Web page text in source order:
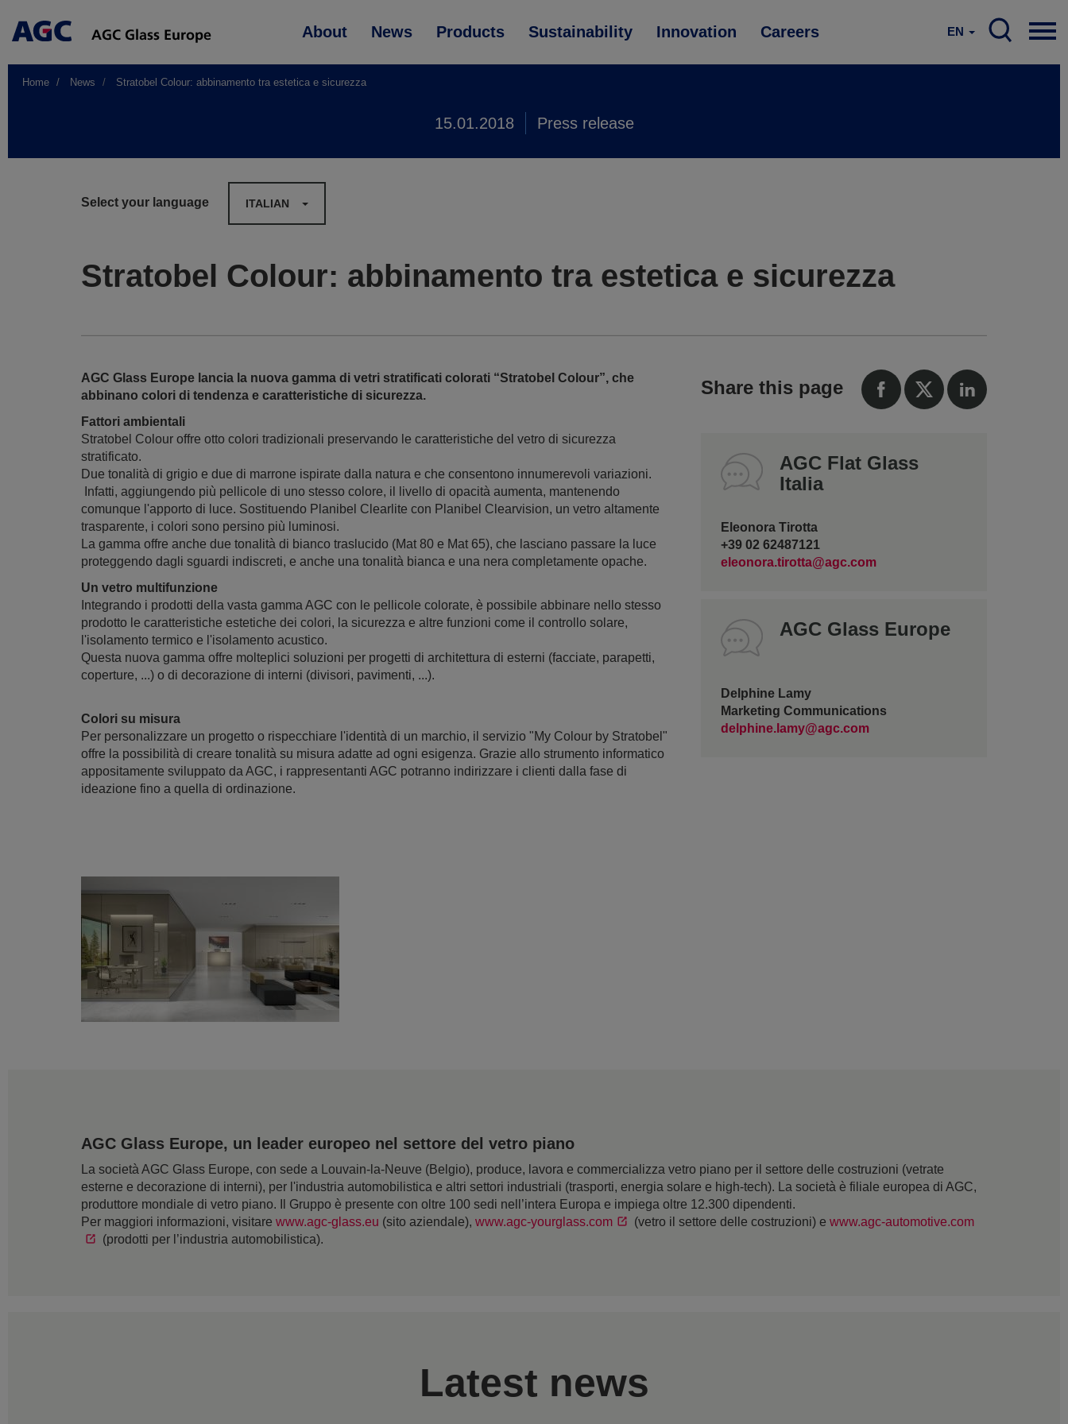
Main
About News Products Sustainability Innovation Careers EN
Home News Stratobel Colour: abbinamento tra estetica e sicurezza
15.01.2018 Press release
Select your language ITALIAN
Stratobel Colour: abbinamento tra estetica e sicurezza
AGC Glass Europe lancia la nuova gamma di vetri stratificati colorati “Stratobel Colour”, che
abbinano colori di tendenza e caratteristiche di sicurezza.
Fattori ambientali
Stratobel Colour offre otto colori tradizionali preservando le caratteristiche del vetro di sicurezza
stratificato.
Due tonalità di grigio e due di marrone ispirate dalla natura e che consentono innumerevoli variazioni.
Infatti, aggiungendo più pellicole di uno stesso colore, il livello di opacità aumenta, mantenendo
comunque l'apporto di luce. Sostituendo Planibel Clearlite con Planibel Clearvision, un vetro altamente
trasparente, i colori sono persino più luminosi.
La gamma offre anche due tonalità di bianco traslucido (Mat 80 e Mat 65), che lasciano passare la luce
proteggendo dagli sguardi indiscreti, e anche una tonalità bianca e una nera completamente opache.
Un vetro multifunzione
Integrando i prodotti della vasta gamma AGC con le pellicole colorate, è possibile abbinare nello stesso
prodotto le caratteristiche estetiche dei colori, la sicurezza e altre funzioni come il controllo solare,
l'isolamento termico e l'isolamento acustico.
Questa nuova gamma offre molteplici soluzioni per progetti di architettura di esterni (facciate, parapetti,
coperture, ...) o di decorazione di interni (divisori, pavimenti, ...).
Colori su misura
Per personalizzare un progetto o rispecchiare l'identità di un marchio, il servizio "My Colour by Stratobel"
offre la possibilità di creare tonalità su misura adatte ad ogni esigenza. Grazie allo strumento informatico
appositamente sviluppato da AGC, i rappresentanti AGC potranno indirizzare i clienti dalla fase di
ideazione fino a quella di ordinazione.
Share this page
AGC Flat Glass
Italia
Eleonora Tirotta
+39 02 62487121
eleonora.tirotta@agc.com
AGC Glass Europe
Delphine Lamy
Marketing Communications
delphine.lamy@agc.com
AGC Glass Europe, un leader europeo nel settore del vetro piano
La società AGC Glass Europe, con sede a Louvain-la-Neuve (Belgio), produce, lavora e commercializza vetro piano per il settore delle costruzioni (vetrate
esterne e decorazione di interni), per l'industria automobilistica e altri settori industriali (trasporti, energia solare e high-tech). La società è filiale europea di AGC,
produttore mondiale di vetro piano. Il Gruppo è presente con oltre 100 sedi nell’intera Europa e impiega oltre 12.300 dipendenti.
Per maggiori informazioni, visitare www.agc-glass.eu (sito aziendale), www.agc-yourglass.com (vetro il settore delle costruzioni) e www.agc-automotive.com
(prodotti per l’industria automobilistica).
Latest news